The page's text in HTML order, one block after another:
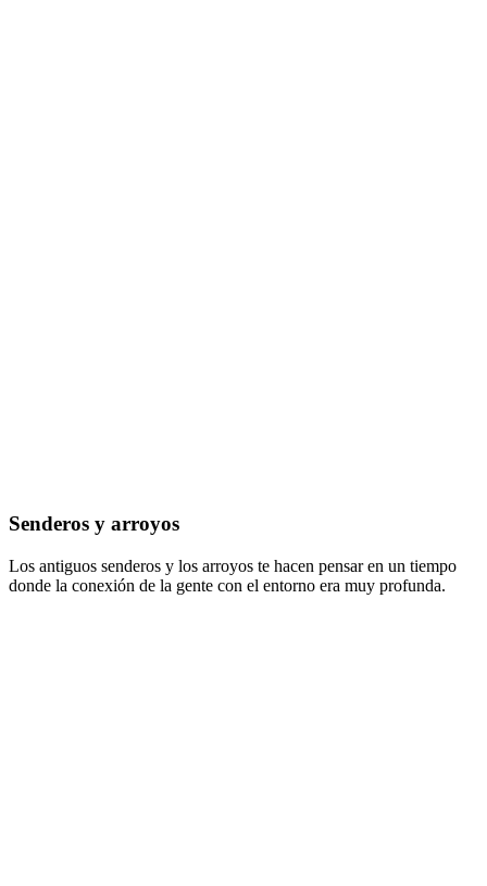
Senderos y arroyos
Los antiguos senderos y los arroyos te hacen pensar en un tiempo
donde la conexión de la gente con el entorno era muy profunda.